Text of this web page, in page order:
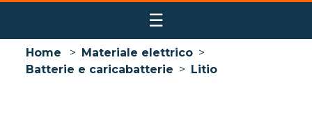
☰
Home > Materiale elettrico >
Batterie e caricabatterie > Litio